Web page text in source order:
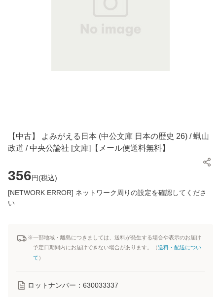
【中古】 よみがえる日本 (中公文庫 日本の歴史 26) / 蝋山
政道 / 中央公論社 [文庫]【メール便送料無料】
356円(税込)
[NETWORK ERROR] ネットワーク周りの設定を確認してくださ
い
※一部地域・離島につきましては、送料が発生する場合や表示のお届け
予定日期間内にお届けできない場合があります。（送料・配送につい
て ）
ロットナンバー： 630033337